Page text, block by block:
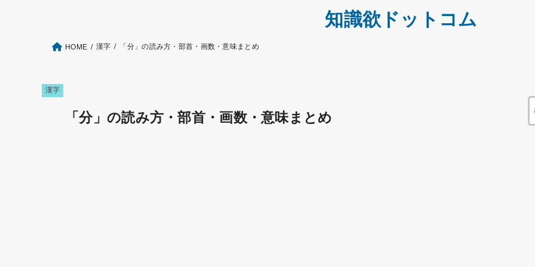
知識欲ドットコム
HOME 漢字 「分」の読み方・部首・画数・意味まとめ
漢字
「分」の読み方・部首・画数・意味まとめ